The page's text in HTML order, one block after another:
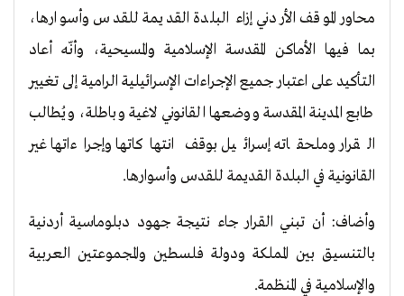
محاور الموقف الأردني إزاء البلدة القديمة للقدس وأسوارها،
بما فيها الأماكن المقدسة الإسلامية والمسيحية، وأنّه أعاد
التأكيد على اعتبار جميع الإجراءات الإسرائيلية الرامية إلى تغيير
طابع المدينة المقدسة ووضعها القانوني لاغية وباطلة، ويُطالب
القرار وملحقاته إسرائيل بوقف انتهاكاتها وإجراءاتها غير
القانونية في البلدة القديمة للقدس وأسوارها.
وأضاف: أن تبني القرار جاء نتيجة جهود دبلوماسية أردنية
بالتنسيق بين المملكة ودولة فلسطين والمجموعتين العربية
والإسلامية في المنظمة.